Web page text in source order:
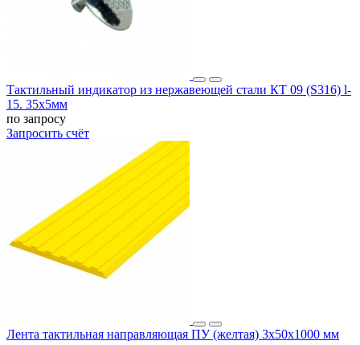
Тактильный индикатор из нержавеющей стали КТ 09 (S316) l-
15. 35x5мм
по запросу
Запросить счёт
Лента тактильная направляющая ПУ (желтая) 3х50х1000 мм